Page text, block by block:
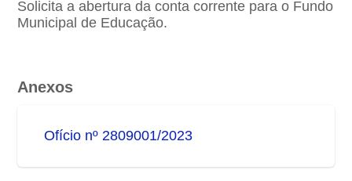
Solicita a abertura da conta corrente para o Fundo
Municipal de Educação.
Anexos
Ofício nº 2809001/2023